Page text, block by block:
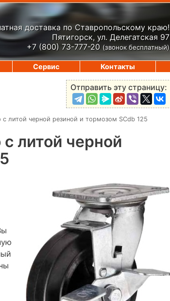
доставка по Ставропольскому краю!
Пятигорск, ул. Делегатская 97
+7 (800) 73-777-20 (звонок бесплатный)
Отправить эту страницу:
с литой черной резиной и тормозом SCdb 125
литой черной
Сервис Контакты